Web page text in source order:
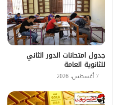
جدول امتحانات الدور الثاني
للثانوية العامة
7 أغسطس، 2026